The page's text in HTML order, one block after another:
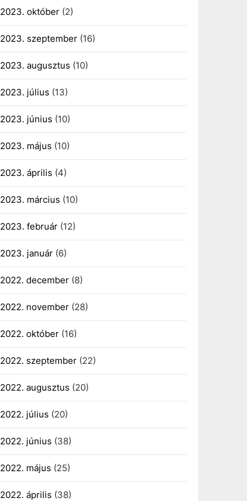
2023. október(2)
2023. szeptember(16)
2023. augusztus (10)
2023. július (13)
2023. június (10)
2023. május (10)
2023. április (4)
2023. március (10)
2023. február(12)
2023. január(6)
2022. december(8)
2022. november(28)
2022. október(16)
2022. szeptember(22)
2022. augusztus (20)
2022. július (20)
2022. június (38)
2022. május (25)
2022. április (38)